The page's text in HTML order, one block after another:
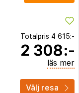
Totalpris 4 615:-
2 308:-
läs mer
Välj resa